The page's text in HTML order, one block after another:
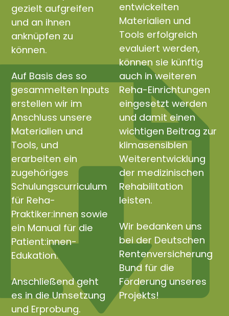
gezielt aufgreifen
und an ihnen
anknüpfen zu
können.
Auf Basis des so
gesammelten Inputs
erstellen wir im
Anschluss unsere
Materialien und
Tools, und
erarbeiten ein
zugehöriges
Schulungscurriculum
für Reha-
Praktiker:innen sowie
ein Manual für die
Patient:innen-
Edukation.
Anschließend geht
es in die Umsetzung
und Erprobung.
entwickelten
Materialien und
Tools erfolgreich
evaluiert werden,
können sie künftig
auch in weiteren
Reha-Einrichtungen
eingesetzt werden
und damit einen
wichtigen Beitrag zur
klimasensiblen
Weiterentwicklung
der medizinischen
Rehabilitation
leisten.
Wir bedanken uns
bei der Deutschen
Rentenversicherung
Bund für die
Förderung unseres
Projekts!